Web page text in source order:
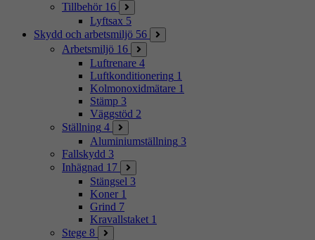
Tillbehör 16
Lyftsax 5
Skydd och arbetsmiljö 56
Arbetsmiljö 16
Luftrenare 4
Luftkonditionering 1
Kolmonoxidmätare 1
Stämp 3
Väggstöd 2
Ställning 4
Aluminiumställning 3
Fallskydd 3
Inhägnad 17
Stängsel 3
Koner 1
Grind 7
Kravallstaket 1
Stege 8